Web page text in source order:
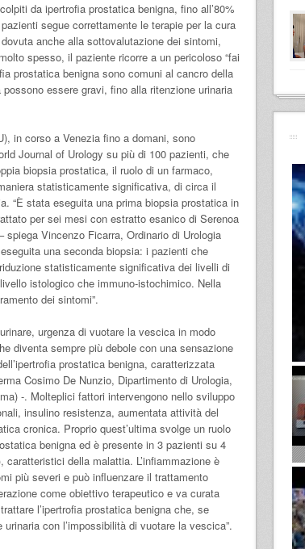
da ipertrofia prostatica benigna, fino all’80%
segue correttamente le terapie per la cura
anche alla sottovalutazione dei sintomi,
spesso, il paziente ricorre a un pericoloso “fai
prostatica benigna sono comuni al cancro della
essere gravi, fino alla ritenzione urinaria
in corso a Venezia fino a domani, sono
Journal of Urology su più di 100 pazienti, che
biopsia prostatica, il ruolo di un farmaco,
statisticamente significativa, di circa il
“È stata eseguita una prima biopsia prostatica in
per sei mesi con estratto esanico di Serenoa
Vincenzo Ficarra, Ordinario di Urologia
una seconda biopsia: i pazienti che
statisticamente significativa dei livelli di
istologico che immuno-istochimico. Nella
dei sintomi”.
urgenza di vuotare la vescica in modo
diventa sempre più debole con una sensazione
prostatica benigna, caratterizzata
Cosimo De Nunzio, Dipartimento di Urologia,
-. Molteplici fattori intervengono nello sviluppo
insulino resistenza, aumentata attività del
cronica. Proprio quest’ultima svolge un ruolo
benigna ed è presente in 3 pazienti su 4
della malattia. L’infiammazione è
più severi e può influenzare il trattamento
come obiettivo terapeutico e va curata
l’ipertrofia prostatica benigna che, se
con l’impossibilità di vuotare la vescica”.